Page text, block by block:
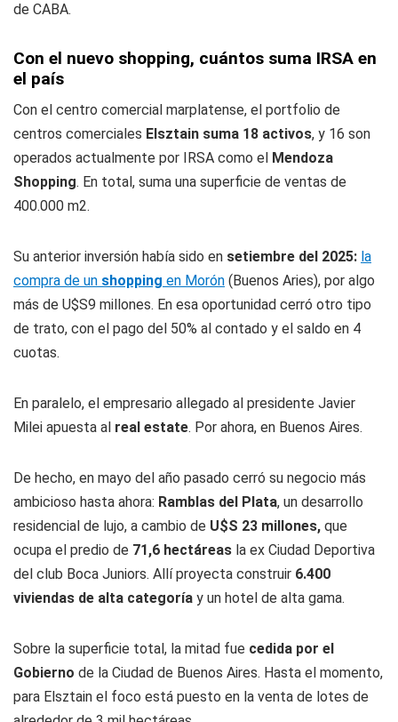
de CABA.
Con el nuevo shopping, cuántos suma IRSA en
el país
Con el centro comercial marplatense, el portfolio de
centros comerciales Elsztain suma 18 activos, y 16 son
operados actualmente por IRSA como el Mendoza
Shopping. En total, suma una superficie de ventas de
400.000 m2.
Su anterior inversión había sido en setiembre del 2025: la
compra de un shopping en Morón (Buenos Aries), por algo
más de U$S9 millones. En esa oportunidad cerró otro tipo
de trato, con el pago del 50% al contado y el saldo en 4
cuotas.
En paralelo, el empresario allegado al presidente Javier
Milei apuesta al real estate. Por ahora, en Buenos Aires.
De hecho, en mayo del año pasado cerró su negocio más
ambicioso hasta ahora: Ramblas del Plata, un desarrollo
residencial de lujo, a cambio de U$S 23 millones, que
ocupa el predio de 71,6 hectáreas la ex Ciudad Deportiva
del club Boca Juniors. Allí proyecta construir 6.400
viviendas de alta categoría y un hotel de alta gama.
Sobre la superficie total, la mitad fue cedida por el
Gobierno de la Ciudad de Buenos Aires. Hasta el momento,
para Elsztain el foco está puesto en la venta de lotes de